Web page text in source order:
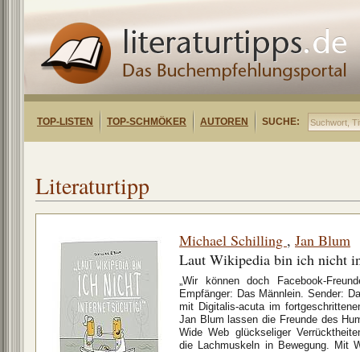
TOP-LISTEN TOP-SCHMÖKER AUTOREN SUCHE:
Literaturtipp
Michael Schilling , Jan Blum
Laut Wikipedia bin ich nicht
„Wir können doch Facebook-
Empfänger: Das Männlein. Sender:
mit Digitalis-acuta im
Jan Blum lassen die Freunde des
Wide Web glückseliger
die Lachmuskeln in Bewegung. Mit